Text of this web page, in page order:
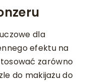
dla
efektu na
zarówno
do makijażu do